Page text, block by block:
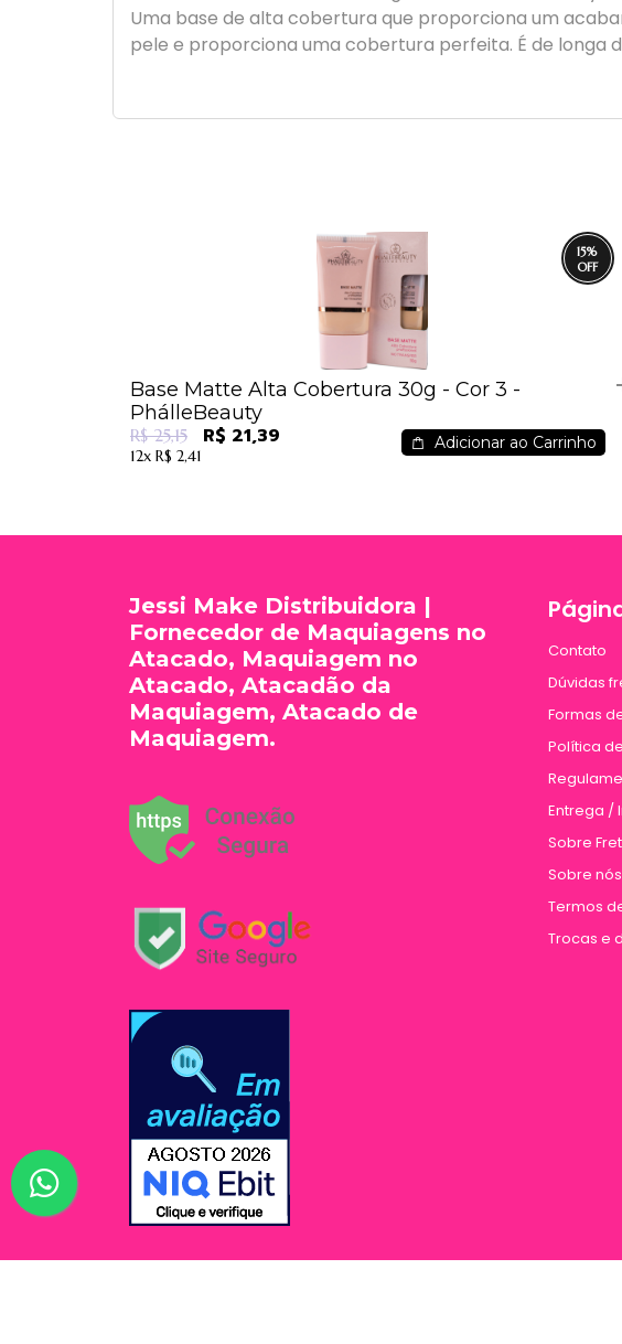
Uma base de alta cobertura que proporciona um
pele e proporciona uma cobertura perfeita. É de longa
15%
Base Matte Alta Cobertura 30g - Cor 3 -
PhálleBeauty
R$ 25,15 R$ 21,39
12x R$ 2,41
Adicionar ao Carrinho
Contato
Dúvidas
Formas
Política
Entrega /
Sobre
Sobre nós
Termos
Trocas e
Jessi Make Distribuidora |
Fornecedor de Maquiagens no
Atacado, Maquiagem no
Atacado, Atacadão da
Maquiagem, Atacado de
Maquiagem.